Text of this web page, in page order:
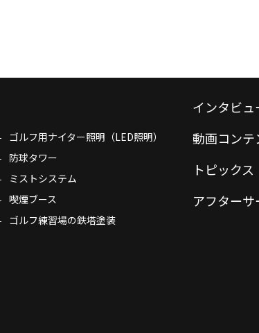
ゴルフ用ナイター照明（LED照明）
防球タワー
ミストシステム
喫煙ブース
ゴルフ練習場の鉄塔塗装
インタビュ
動画コンテ
トピックス
アフターサ